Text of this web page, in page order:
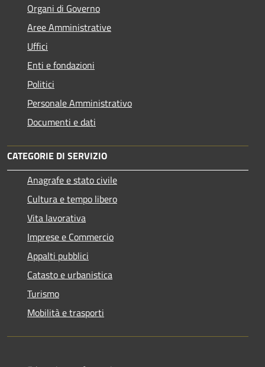
Organi di Governo
Aree Amministrative
Uffici
Enti e fondazioni
Politici
Personale Amministrativo
Documenti e dati
CATEGORIE DI SERVIZIO
Anagrafe e stato civile
Cultura e tempo libero
Vita lavorativa
Imprese e Commercio
Appalti pubblici
Catasto e urbanistica
Turismo
Mobilità e trasporti